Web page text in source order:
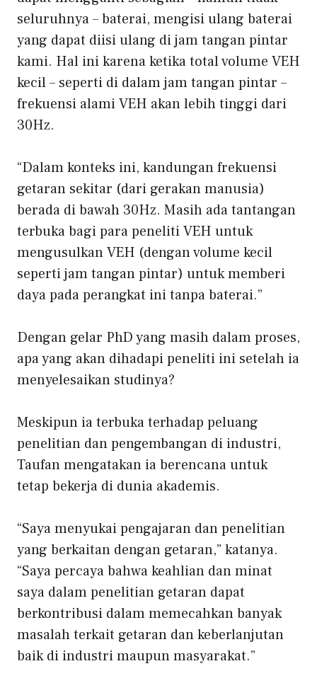
seluruhnya – baterai, mengisi ulang baterai
yang dapat diisi ulang di jam tangan pintar
kami. Hal ini karena ketika total volume VEH
kecil – seperti di dalam jam tangan pintar –
frekuensi alami VEH akan lebih tinggi dari
30Hz.
“Dalam konteks ini, kandungan frekuensi
getaran sekitar (dari gerakan manusia)
berada di bawah 30Hz. Masih ada tantangan
terbuka bagi para peneliti VEH untuk
mengusulkan VEH (dengan volume kecil
seperti jam tangan pintar) untuk memberi
daya pada perangkat ini tanpa baterai.”
Dengan gelar PhD yang masih dalam proses,
apa yang akan dihadapi peneliti ini setelah ia
menyelesaikan studinya?
Meskipun ia terbuka terhadap peluang
penelitian dan pengembangan di industri,
Taufan mengatakan ia berencana untuk
tetap bekerja di dunia akademis.
“Saya menyukai pengajaran dan penelitian
yang berkaitan dengan getaran,” katanya.
“Saya percaya bahwa keahlian dan minat
saya dalam penelitian getaran dapat
berkontribusi dalam memecahkan banyak
masalah terkait getaran dan keberlanjutan
baik di industri maupun masyarakat.”